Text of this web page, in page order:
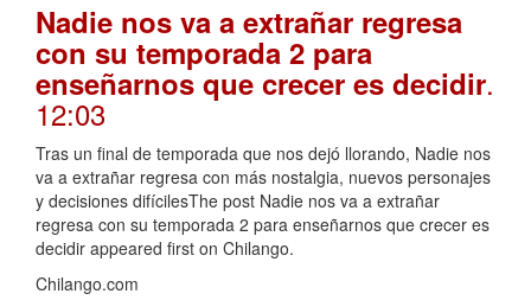
Nadie nos va a extrañar regresa
con su temporada 2 para
enseñarnos que crecer es decidir.
12:03
Tras un final de temporada que nos dejó llorando, Nadie nos
va a extrañar regresa con más nostalgia, nuevos personajes
y decisiones difícilesThe post Nadie nos va a extrañar
regresa con su temporada 2 para enseñarnos que crecer es
decidir appeared first on Chilango.
Chilango.com